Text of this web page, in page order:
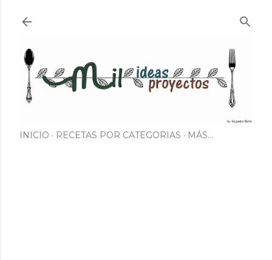
INICIO RECETAS POR CATEGORIAS MÁS…